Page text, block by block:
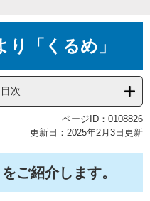
「くるめ」
次
ページID：0108826
更新日：2025年2月3日更新
ご紹介します。